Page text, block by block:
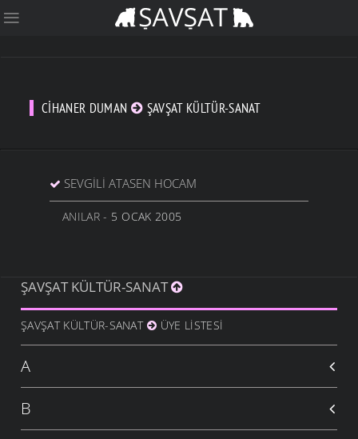
CIHANER DUMAN ŞAVŞAT KÜLTÜR-SANAT
SEVGILI ATASEN HOCAM
ANILAR- 5 OCAK 2005
ŞAVŞAT KÜLTÜR-SANAT
ŞAVŞAT KÜLTÜR-SANAT ÜYE LISTESI
A
B